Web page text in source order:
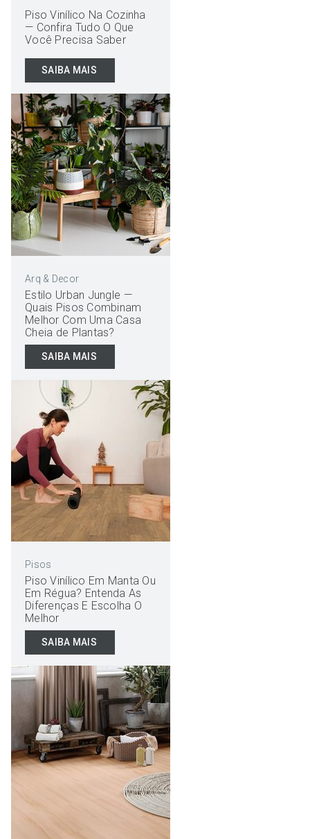
Piso Vinílico Na Cozinha
— Confira Tudo O Que
Você Precisa Saber
SAIBA MAIS
Arq & Decor
Estilo Urban Jungle —
Quais Pisos Combinam
Melhor Com Uma Casa
Cheia de Plantas?
SAIBA MAIS
Pisos
Piso Vinílico Em Manta Ou
Em Régua? Entenda As
Diferenças E Escolha O
Melhor
SAIBA MAIS